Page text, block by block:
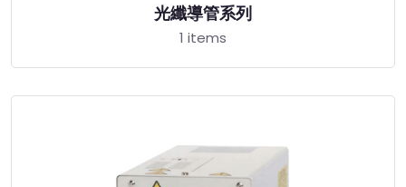
光纖導管系列
1 items